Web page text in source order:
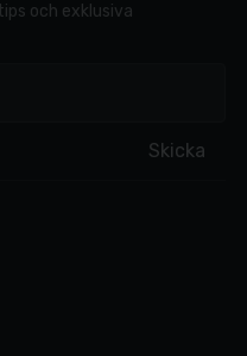
Skicka
och exklusiva